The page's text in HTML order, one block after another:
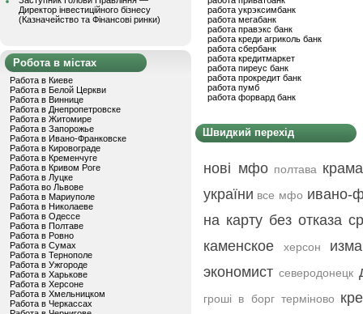
Директор інвестиційного бізнесу
(Казначейство та Фінансові ринки)
Робота в містах
Работа в Киеве
Работа в Белой Церкви
Работа в Виннице
Работа в Днепропетровске
Работа в Житомире
Работа в Запорожье
Работа в Ивано-Франковске
Работа в Кировограде
Работа в Кременчуге
Работа в Кривом Роге
Работа в Луцке
Работа во Львове
Работа в Мариуполе
Работа в Николаеве
Работа в Одессе
Работа в Полтаве
Работа в Ровно
Работа в Сумах
Работа в Тернополе
Работа в Ужгороде
Работа в Харькове
Работа в Херсоне
Работа в Хмельницком
Работа в Черкассах
работа укрэксимбанк
работа мегабанк
работа правэкс банк
работа креди агриколь банк
работа сбербанк
работа кредитмаркет
работа пиреус банк
работа прокредит банк
работа пумб
работа форвард банк
Швидкий перехід
нові мфо полтава
україни все мфо ивано-
на карту без отказа
каменское
херсон
экономист северодонецк
гроші в борг терміново